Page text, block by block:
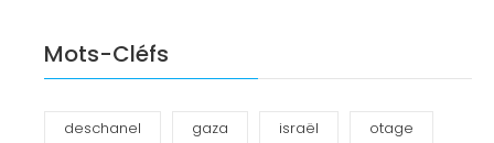
Mots-Cléfs
deschanel gaza israël otage